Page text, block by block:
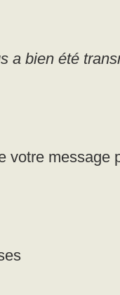
a bien été
votre message